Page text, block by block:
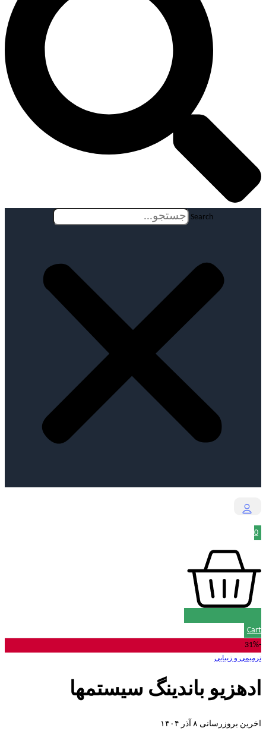
Search
0
Cart
-31%
ترمیمی و زیبایی
ادهزیو باندینگ سیستمها
اخرین بروزرسانی ۸ آذر ۱۴۰۴